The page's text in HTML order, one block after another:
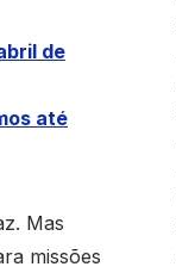
de
até
Mas
missões